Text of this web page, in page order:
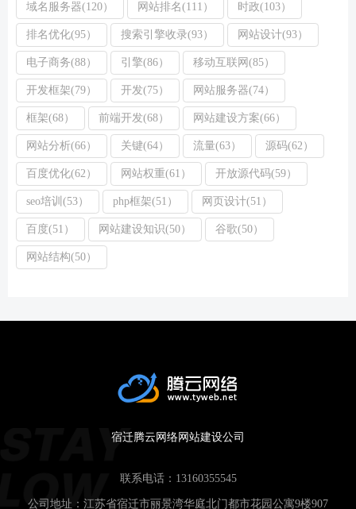
域名服务器(120） 网站排名(111） 时政(103）
排名优化(95） 搜索引擎收录(93） 网站设计(93）
电子商务(88） 引擎(86） 移动互联网(85）
开发框架(79） 开发(75） 网站服务器(74）
框架(68） 前端开发(68） 网站建设方案(66）
网站分析(66） 关键(64） 流量(63） 源码(62）
百度优化(62） 网站权重(61） 开放源代码(59）
seo培训(53） php框架(51） 网页设计(51）
百度(51） 网站建设知识(50） 谷歌(50）
网站结构(50）
宿迁腾云网络网站建设公司
联系电话： 13160355545
公司地址：江苏省宿迁市丽景湾华庭北门都市花园公寓9楼907